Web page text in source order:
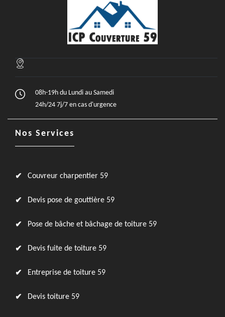
08h-19h du Lundi au Samedi
24h/24 7j/7 en cas d'urgence
Nos Services
Couvreur charpentier 59
Devis pose de gouttière 59
Pose de bâche et bâchage de toiture 59
Devis fuite de toiture 59
Entreprise de toiture 59
Devis toiture 59